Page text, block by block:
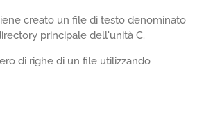
creato un file di testo denominato
principale dell'unità C.
di righe di un file utilizzando